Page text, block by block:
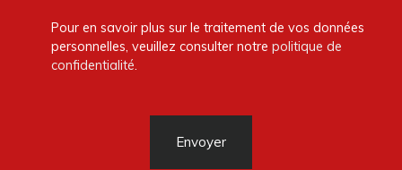
Pour en savoir plus sur le traitement de vos données
personnelles, veuillez consulter notre politique de
confidentialité.
Envoyer